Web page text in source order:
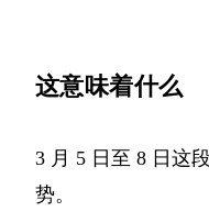
这意味着什么
3 月 5 日至 8 日这
势。